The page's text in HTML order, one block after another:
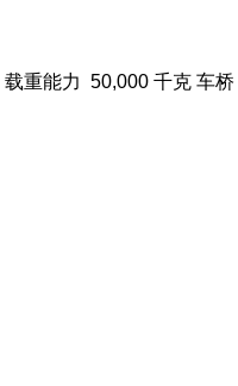
载重能力 50,000 千克 车桥